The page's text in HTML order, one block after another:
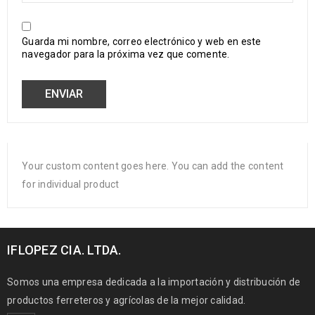
Guarda mi nombre, correo electrónico y web en este
navegador para la próxima vez que comente.
Your custom content goes here. You can add the content
for individual product
IFLOPEZ CIA. LTDA.
Somos una empresa dedicada a la importación y distribución de
productos ferreteros y agrícolas de la mejor calidad.